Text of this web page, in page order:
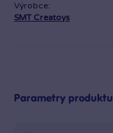
Výrobce:
SMT Creatoys
Parametry produktu